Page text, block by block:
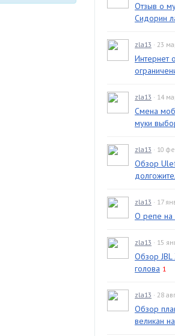
Отзыв о
Сидорин
zla13 · 23
Интернет
zla13 · 14
Смена
муки
zla13 · 10
Обзор
zla13 · 17
О репе на
zla13 · 15
Обзор
голова 1
zla13 · 28
Обзор
великан